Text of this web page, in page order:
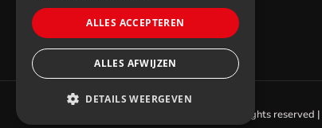
© 2021 SWS Cycling. All rights reserved |
ALLES ACCEPTEREN
ALLES AFWIJZEN
DETAILS WEERGEVEN